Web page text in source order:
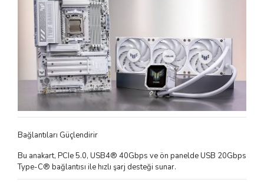
Bağlantıları Güçlendirir
Bu anakart, PCIe 5.0, USB4® 40Gbps ve ön panelde USB 20Gbps
Type-C® bağlantısı ile hızlı şarj desteği sunar.